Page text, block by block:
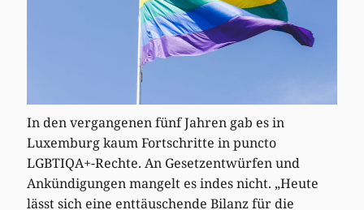
In den vergangenen fünf Jahren gab es in
Luxemburg kaum Fortschritte in puncto
LGBTIQA+-Rechte. An Gesetzentwürfen und
Ankündigungen mangelt es indes nicht. „Heute
lässt sich eine enttäuschende Bilanz für die